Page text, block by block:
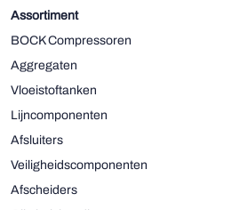
Assortiment
BOCK Compressoren
Aggregaten
Vloeistoftanken
Lijncomponenten
Afsluiters
Veiligheidscomponenten
Afscheiders